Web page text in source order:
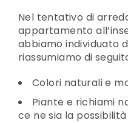
Nel tentativo di
appartamento
abbiamo individuato
riassumiamo di
Colori naturali e
Piante e richiami
ce ne sia la possibilità